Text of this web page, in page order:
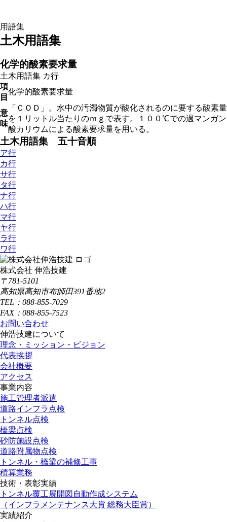
用語集
土木用語集
化学的酸素要求量
土木用語集 カ行
項
目
化学的酸素要求量
意
味
「ＣＯＤ」。水中の汚濁物質が酸化されるのに要する酸素量
を１リットル当たりのｍｇで表す。１００℃での過マンガン
酸カリウムによる酸素要求量を用いる。
土木用語集 五十音順
ア行
カ行
サ行
タ行
ナ行
ハ行
マ行
ヤ行
ラ行
ワ行
株式会社 伸浩技建
〒781-5101
高知県高知市布師田391番地2
TEL：088-855-7029
FAX：088-855-7523
お問い合わせ
伸浩技建について
理念・ミッション・ビジョン
代表挨拶
会社概要
アクセス
事業内容
施工管理者派遣
道路インフラ点検
トンネル点検
橋梁点検
砂防施設点検
道路附属物点検
トンネル・橋梁の補修工事
積算業務
技術・表彰実績
トンネル覆工展開図自動作成システム
（インフラメンテナンス大賞 総務大臣賞）
実績紹介